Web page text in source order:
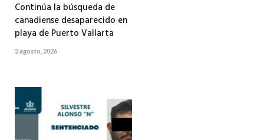
Continúa la búsqueda de
canadiense desaparecido en
playa de Puerto Vallarta
2 agosto, 2026